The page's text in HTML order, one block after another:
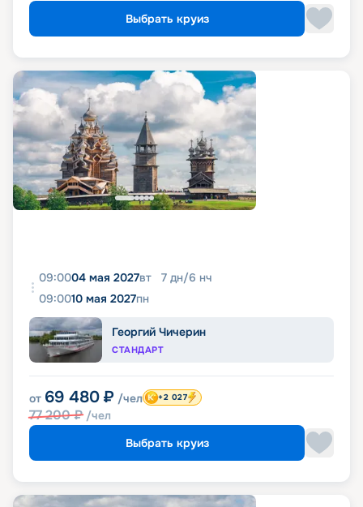
Выбрать круиз
09:0004 мая 2027вт 7 дн/6 нч
09:0010 мая 2027пн
Георгий Чичерин
СТАНДАРТ
от 69 480 ₽ /чел
77 200₽ /чел
+2 027
Выбрать круиз